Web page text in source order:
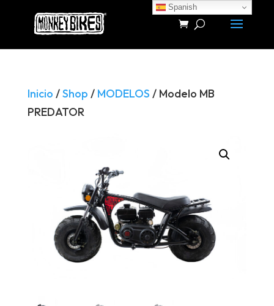
Búsqueda
productos
Inicio /Shop / MODELOS / Modelo MB
PREDATOR
Spanish